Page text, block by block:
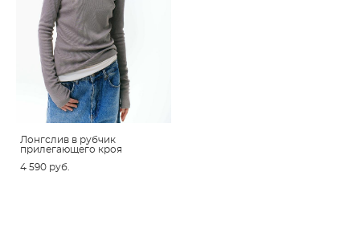
Лонгслив в рубчик
прилегающего кроя
4 590 pуб.